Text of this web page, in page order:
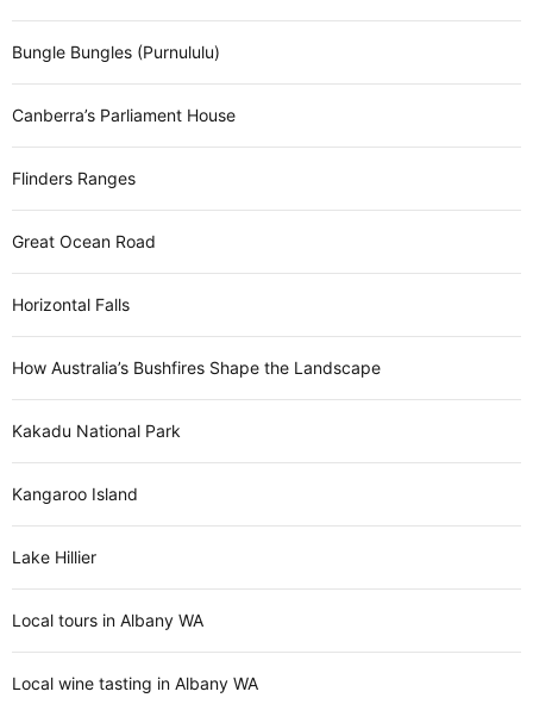
Bungle Bungles (Purnululu)
Canberra’s Parliament House
Flinders Ranges
Great Ocean Road
Horizontal Falls
How Australia’s Bushfires Shape the Landscape
Kakadu National Park
Kangaroo Island
Lake Hillier
Local tours in Albany WA
Local wine tasting in Albany WA